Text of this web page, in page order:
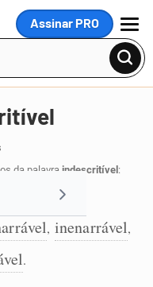
Assinar PRO
MENU
da palavra indescritível :
, inenarrável,
.